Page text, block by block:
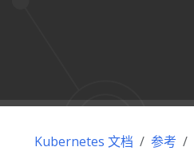
Kubernetes 文档 参考